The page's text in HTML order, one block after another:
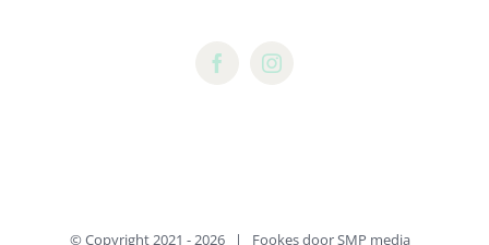
© Copyright 2021 - 2026 | Fookes doorSMP media